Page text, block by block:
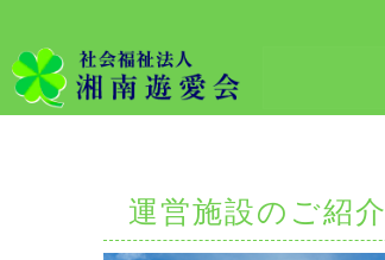
運営施設のご紹介